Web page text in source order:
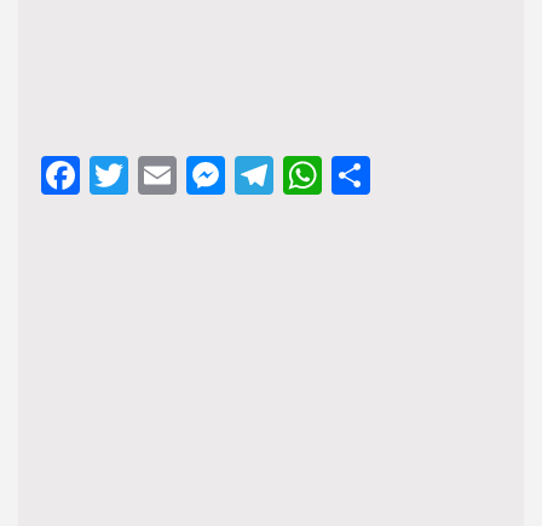
Facebook
Twitter
EmailMessenger
Telegram
WhatsApp